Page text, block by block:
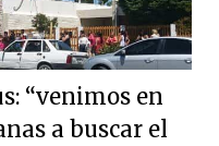
“venimos en
a buscar el